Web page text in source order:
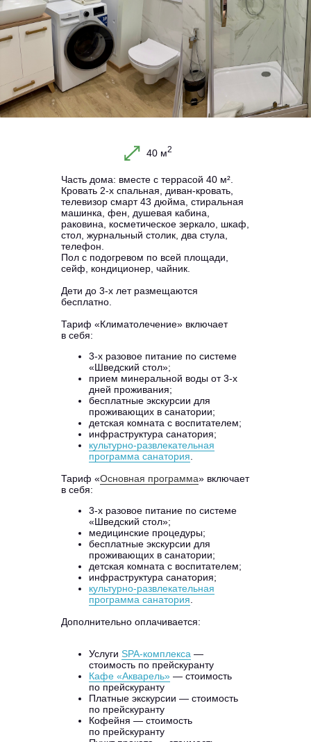
40 м2
Часть дома: вместе с террасой 40 м².
Кровать 2-х спальная, диван-кровать,
телевизор смарт 43 дюйма, стиральная
машинка, фен, душевая кабина,
раковина, косметическое зеркало, шкаф,
стол, журнальный столик, два стула,
телефон.
Пол с подогревом по всей площади,
сейф, кондиционер, чайник.
Дети до 3-х лет размещаются
бесплатно.
Тариф «Климатолечение» включает
в себя:
3-х разовое питание по системе
«Шведский стол»;
прием минеральной воды от 3-х
дней проживания;
бесплатные экскурсии для
проживающих в санатории;
детская комната с воспитателем;
инфраструктура санатория;
культурно-развлекательная
программа санатория
Тариф «Основная программа» включает
в себя:
3-х разовое питание по системе
«Шведский стол»;
медицинские процедуры;
бесплатные экскурсии для
проживающих в санатории;
детская комната с воспитателем;
инфраструктура санатория;
культурно-развлекательная
программа санатория
Дополнительно оплачивается:
Услуги SPA-комплекса —
стоимость по прейскуранту
Кафе «Акварель» — стоимость
по прейскуранту
Платные экскурсии — стоимость
по прейскуранту
Кофейня — стоимость
по прейскуранту